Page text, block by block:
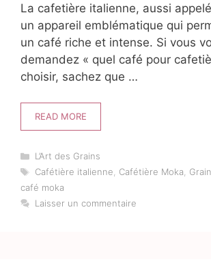
La cafetière italienne, aussi
un appareil emblématique qui
un café riche et intense. Si vous
demandez « quel café pour
choisir, sachez que …
READ MORE
Catégories
L’Art des Grains
Étiquettes
Cafétière italienne, Cafétière Moka,
café moka
Laisser un commentaire